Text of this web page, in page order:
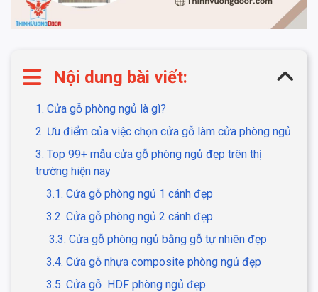
Nội dung bài viết:
1. Cửa gỗ phòng ngủ là gì?
2. Ưu điểm của việc chọn cửa gỗ làm cửa phòng ngủ
3. Top 99+ mẫu cửa gỗ phòng ngủ đẹp trên thị
trường hiện nay
3.1. Cửa gỗ phòng ngủ 1 cánh đẹp
3.2. Cửa gỗ phòng ngủ 2 cánh đẹp
3.3. Cửa gỗ phòng ngủ bằng gỗ tự nhiên đẹp
3.4. Cửa gỗ nhựa composite phòng ngủ đẹp
3.5. Cửa gỗ HDF phòng ngủ đẹp